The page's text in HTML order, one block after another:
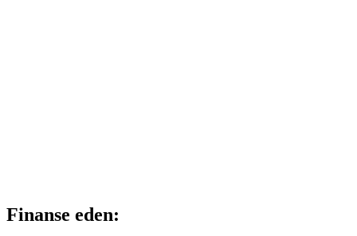
Finanse eden: